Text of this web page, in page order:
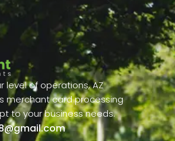
level of operations, AZ
merchant card processing
to your business needs.